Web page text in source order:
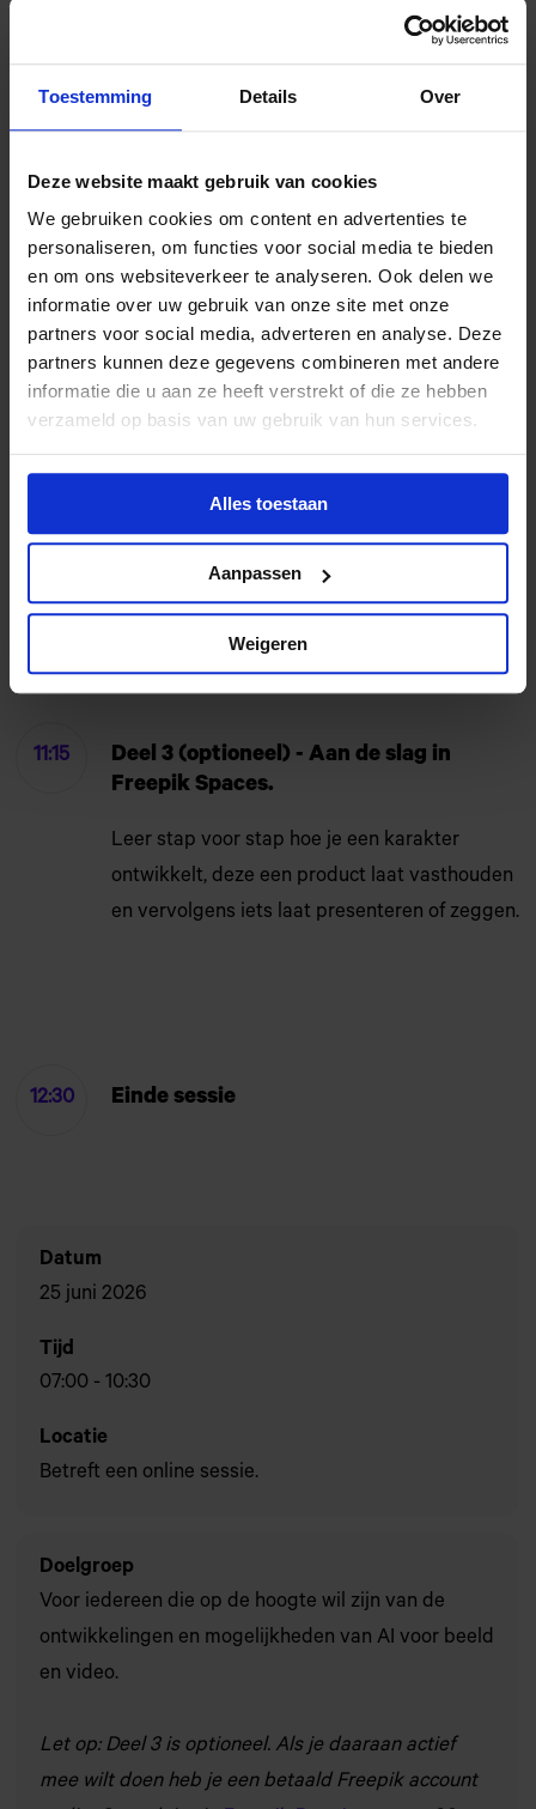
Toestemming Details Over
Deze website maakt gebruik van cookies
We gebruiken cookies om content en advertenties te
personaliseren, om functies voor social media te bieden
en om ons websiteverkeer te analyseren. Ook delen we
informatie over uw gebruik van onze site met onze
partners voor social media, adverteren en analyse. Deze
partners kunnen deze gegevens combineren met andere
informatie die u aan ze heeft verstrekt of die ze hebben
verzameld op basis van uw gebruik van hun services.
Alles toestaan
Aanpassen
Weigeren
10:00 Pauze
10:15
Deel 2 - De revolutie van node-based
toepassingen.
Inzoomen op omgevingen zoals Weavy,
Freepik en Flora. Wat zijn de voor- en nadelen
en waarom veranderen zij het speelveld?
11:15
Deel 3 (optioneel) - Aan de slag in
Freepik Spaces.
Leer stap voor stap hoe je een karakter
ontwikkelt, deze een product laat vasthouden
en vervolgens iets laat presenteren of zeggen.
12:30 Einde sessie
Datum
25 juni 2026
Tijd
07:00 -10:30
Locatie
Betreft een online sessie.
Doelgroep
Voor iedereen die op de hoogte wil zijn van de
ontwikkelingen en mogelijkheden van AI voor beeld
en video.
Let op: Deel 3 is optioneel. Als je daaraan actief
mee wilt doen heb je een betaald Freepik account